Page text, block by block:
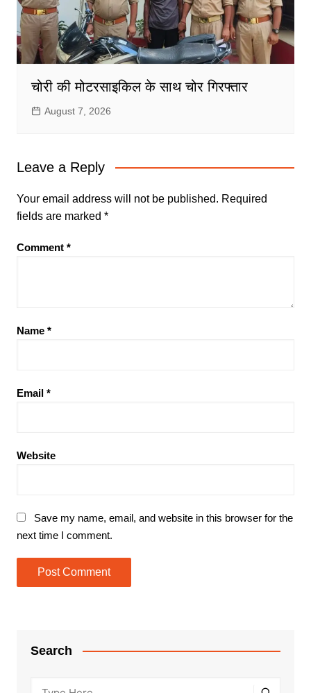
चोरी की मोटरसाइकिल के साथ चोर गिरफ्तार
August 7, 2026
Leave a Reply
Your email address will not be published. Required
fields are marked *
Comment *
Name *
Email *
Website
Save my name, email, and website in this browser for the
next time I comment.
Search